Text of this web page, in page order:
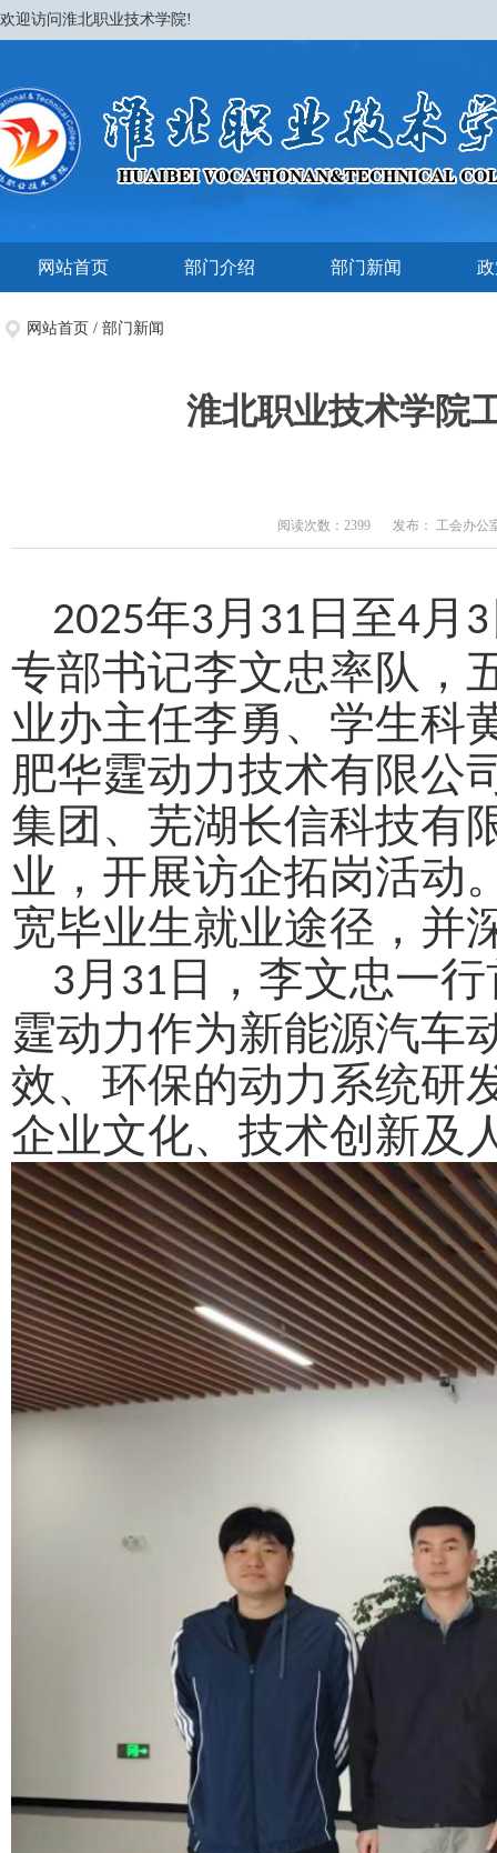
欢迎访问淮北职业技术学院!
网站首页 部门介绍 部门新闻
网站首页 / 部门新闻
淮北职业技术学院
阅读次数：2399 发布： 工会办公
2025年3 月 31 日至4 月 3
专部书记李文忠率队，
业办主任李勇、学生科
肥华霆动力技术有限公
集团、芜湖长信科技有
业，开展访企拓岗活动
宽毕业生就业途径，并
3 月 31 日， 李文忠一行
霆动力作为新能源汽车
效、环保的动力系统研
企业文化、技术创新及